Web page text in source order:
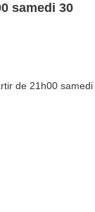
samedi 30